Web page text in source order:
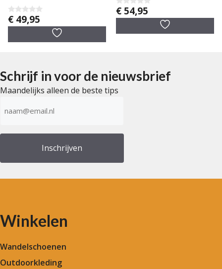
0
v
5
€ 49,95
0
v
5
€ 54,95
Schrijf in voor de nieuwsbrief
Maandelijks alleen de beste tips
mailadres
Winkelen
Wandelschoenen
Outdoorkleding